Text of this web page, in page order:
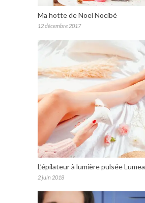
Ma hotte de Noël Nocibé
12 décembre 2017
L’épilateur à lumière pulsée Lumea
2 juin 2018